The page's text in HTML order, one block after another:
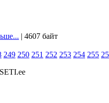
| 4607 байт
249 250 251 252 253 254 255